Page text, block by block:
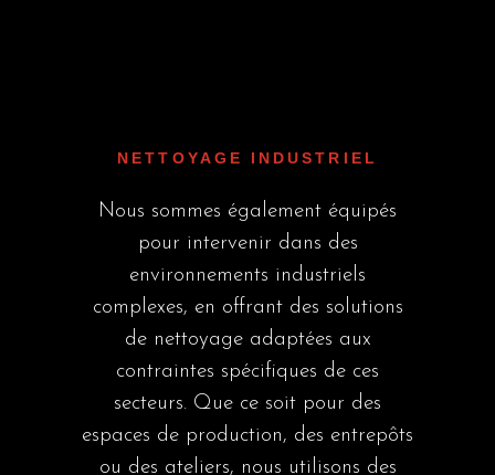
NETTOYAGE INDUSTRIEL
Nous sommes également équipés
pour intervenir dans des
environnements industriels
complexes, en offrant des solutions
de nettoyage adaptées aux
contraintes spécifiques de ces
secteurs. Que ce soit pour des
espaces de production, des entrepôts
ou des ateliers, nous utilisons des